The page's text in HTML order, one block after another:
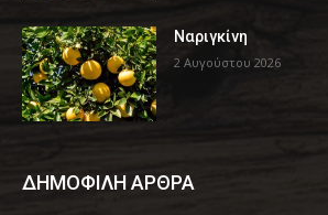
Ναριγκίνη
2 Αυγούστου 2026
ΔΗΜΟΦΙΛΗ ΑΡΘΡΑ